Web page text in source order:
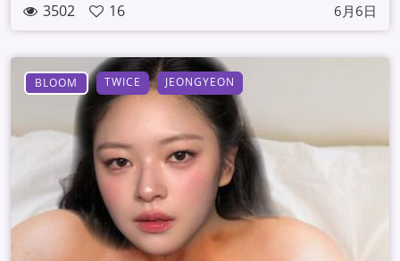
3502 16 6月6日
BLOOM TWICE JEONGYEON